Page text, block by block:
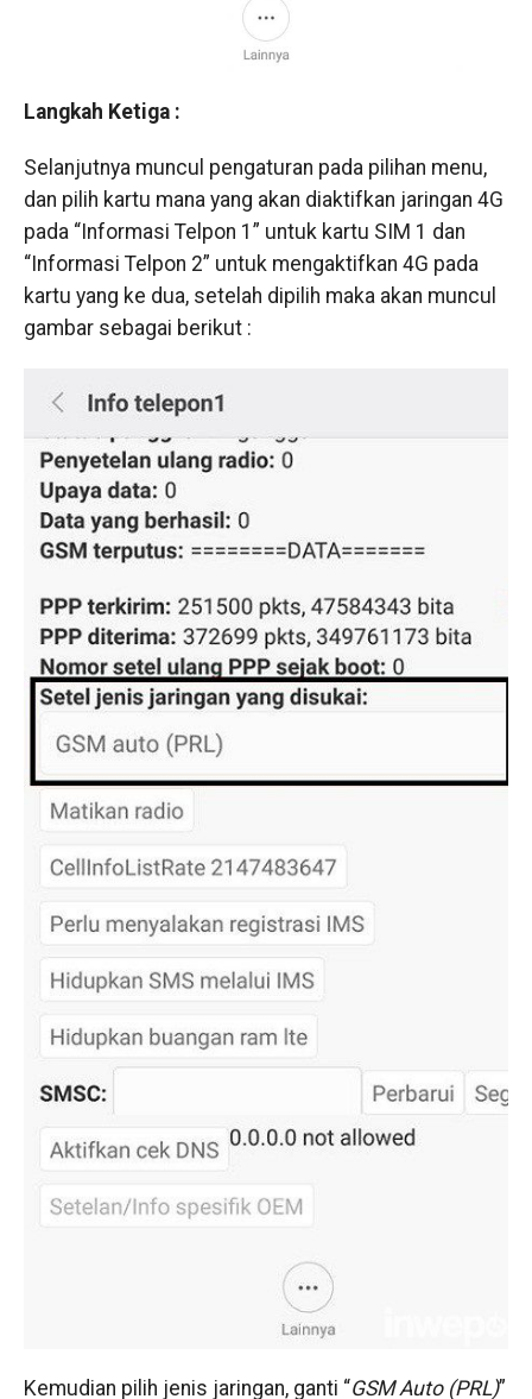
Langkah Ketiga :
Selanjutnya muncul pengaturan pada pilihan menu,
dan pilih kartu mana yang akan diaktifkan jaringan 4G
pada “Informasi Telpon 1” untuk kartu SIM 1 dan
“Informasi Telpon 2” untuk mengaktifkan 4G pada
kartu yang ke dua, setelah dipilih maka akan muncul
gambar sebagai berikut :
Kemudian pilih jenis jaringan, ganti “GSM Auto (PRL)”